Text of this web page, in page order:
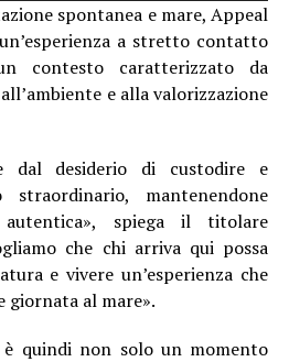
spontanea e mare, Appeal
a stretto contatto
contesto caratterizzato da
e alla valorizzazione
dal desiderio di custodire e
mantenendone
spiega il titolare
che chi arriva qui possa
e vivere un’esperienza che
giornata al mare».
è quindi non solo un momento